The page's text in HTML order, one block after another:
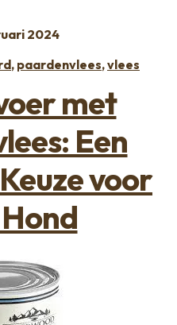
2024
, paardenvlees,vlees
met
Een
voor